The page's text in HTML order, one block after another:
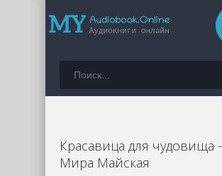
Красавица для чудовища -
Мира Майская